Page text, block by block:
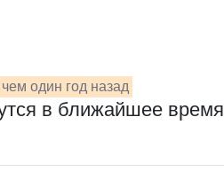
один год назад
в ближайшее время